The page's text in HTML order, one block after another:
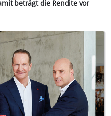
beträgt die Rendite vor